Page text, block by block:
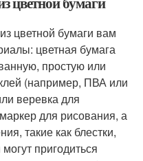
цветной бумаги вам
цветная бумага
простую или
(например, ПВА или
веревка для
для рисования, а
такие как блестки,
пригодиться